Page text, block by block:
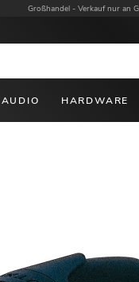
Großhandel - Verkauf nur an
AUDIO HARDWARE